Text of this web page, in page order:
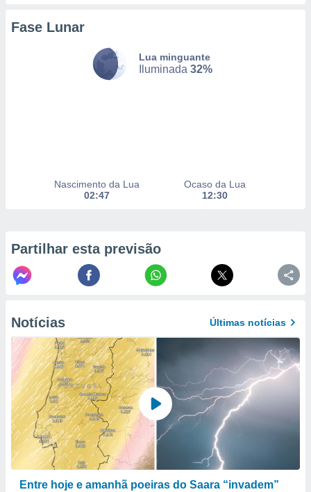
seus
com
se
ou opor-
qualquer
em “
na
o
Fase Lunar
Lua minguante
Iluminada 32%
Nascimento da Lua
02:47
Ocaso da Lua
12:30
Partilhar esta previsão
Notícias Últimas notícias
Entre hoje e amanhã poeiras do Saara “invadem”